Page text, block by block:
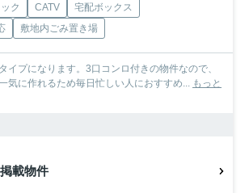
ク CATV
宅配ボックス
敷地内ごみ置き場
イプになります。3口コンロ付きの物件なので、
気に作れるため毎日忙しい人におすすめ... もっと
載物件